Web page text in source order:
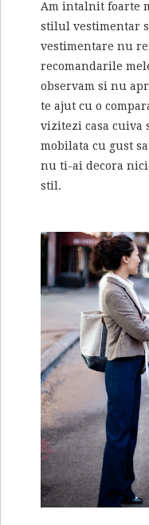
Am intalnit foarte
stilul vestimentar
vestimentare nu
recomandarile
observam si nu
te ajut cu o
vizitezi casa cuiva
mobilata cu gust
nu ti-ai decora
stil.